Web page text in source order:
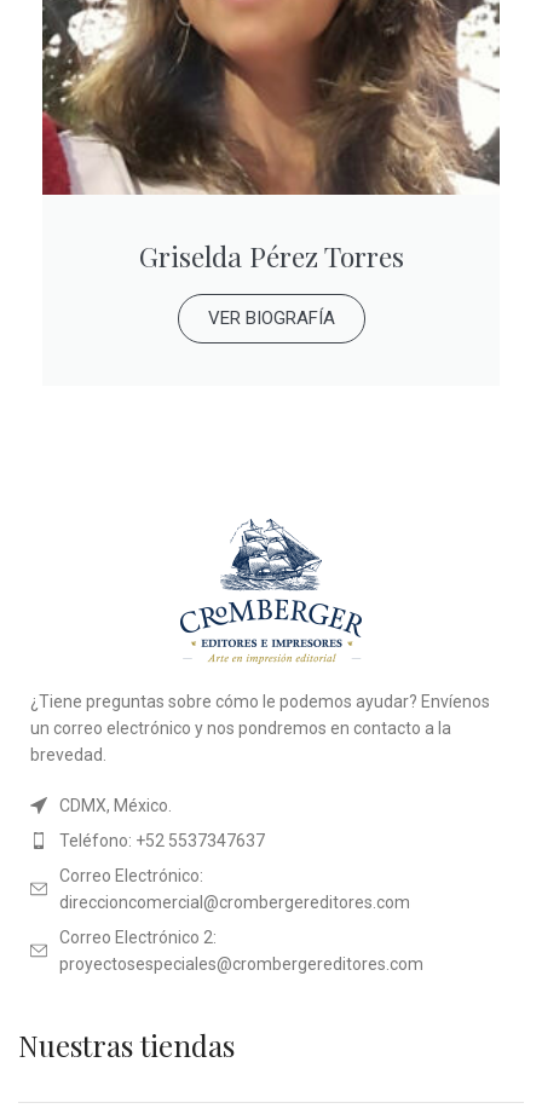
Griselda Pérez Torres
VER BIOGRAFÍA
¿Tiene preguntas sobre cómo le podemos ayudar? Envíenos
un correo electrónico y nos pondremos en contacto a la
brevedad.
CDMX, México.
Teléfono: +52 5537347637
Correo Electrónico:
direccioncomercial@crombergereditores.com
Correo Electrónico 2:
proyectosespeciales@crombergereditores.com
Nuestras tiendas